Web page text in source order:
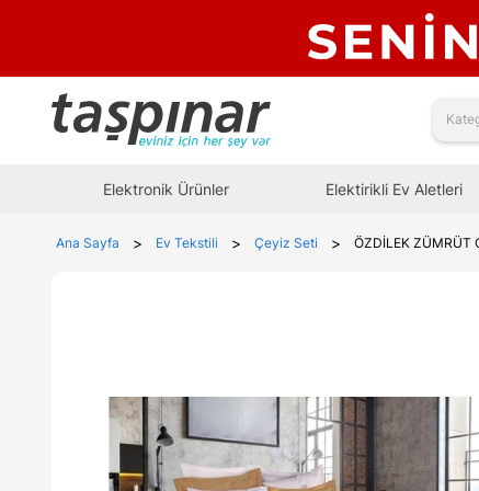
Elektronik Ürünler Elektirikli Ev Aletleri
Ana Sayfa > Ev Tekstili > Çeyiz Seti > ÖZDİLEK ZÜMRÜT